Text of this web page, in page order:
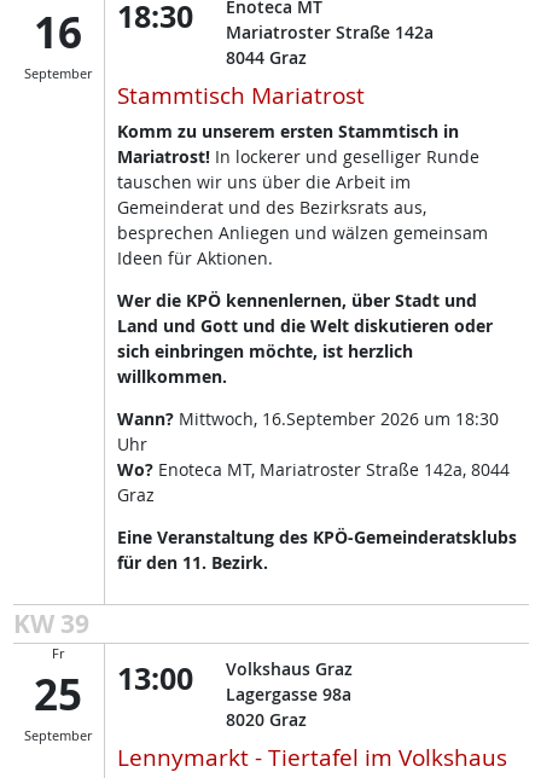
16
September
18:30
Enoteca MT
Mariatroster Straße 142a
8044 Graz
Stammtisch Mariatrost
Komm zu unserem ersten Stammtisch in
Mariatrost!In lockerer und geselliger Runde
tauschen wir uns über die Arbeit im
Gemeinderat und des Bezirksrats aus,
besprechen Anliegen und wälzen gemeinsam
Ideen für Aktionen.
Wer die KPÖ kennenlernen, über Stadt und
Land und Gott und die Welt diskutieren oder
sich einbringen möchte, ist herzlich
willkommen.
Wann?Mittwoch, 16.September 2026 um 18:30
Uhr
Wo?Enoteca MT, Mariatroster Straße 142a, 8044
Graz
Eine Veranstaltung des KPÖ-Gemeinderatsklubs
für den 11. Bezirk.
KW 39
Fr
25
September
13:00
Volkshaus Graz
Lagergasse 98a
8020 Graz
Lennymarkt - Tiertafel im Volkshaus